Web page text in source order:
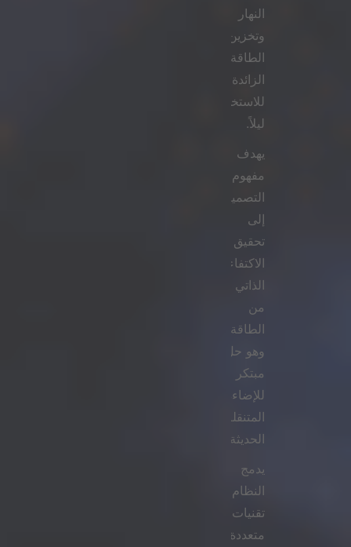
النهار
وتخزين
الطاقة
الزائدة
للاستخدام
ليلاً.
يهدف
مفهوم
التصميم
إلى
تحقيق
الاكتفاء
الذاتي
من
الطاقة
وهو حل
مبتكر
للإضاءة
المتنقلة
الحديثة.
يدمج
النظام
تقنيات
متعددة